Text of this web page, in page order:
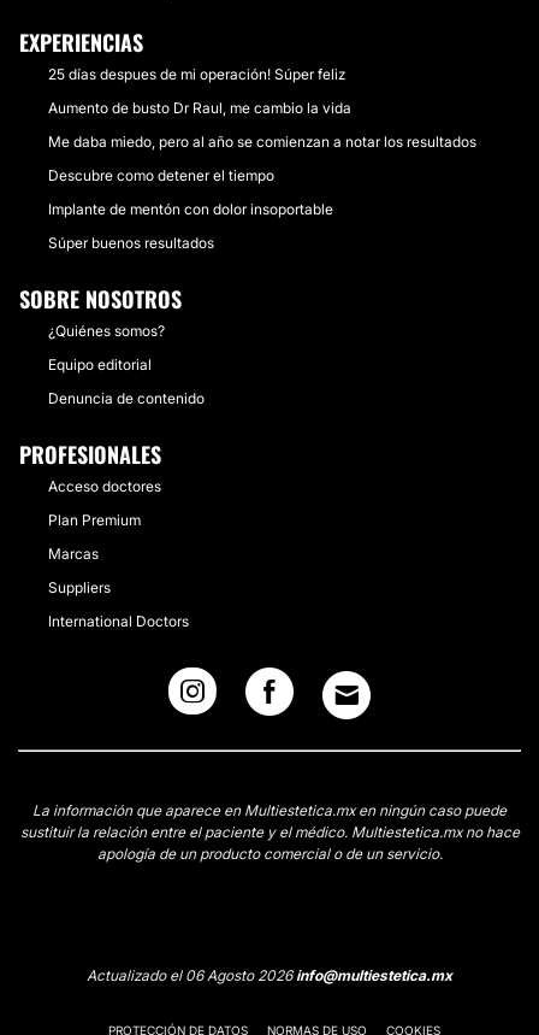
EXPERIENCIAS
25 días despues de mi operación! Súper feliz
Aumento de busto Dr Raul, me cambio la vida
Me daba miedo, pero al año se comienzan a notar los resultados
Descubre como detener el tiempo
Implante de mentón con dolor insoportable
Súper buenos resultados
SOBRE NOSOTROS
¿Quiénes somos?
Equipo editorial
Denuncia de contenido
PROFESIONALES
Acceso doctores
Plan Premium
Marcas
Suppliers
International Doctors
La información que aparece en Multiestetica.mx en ningún caso puede
sustituir la relación entre el paciente y el médico. Multiestetica.mx no hace
apología de un producto comercial o de un servicio.
Actualizado el 06 Agosto 2026info@multiestetica.mx
PROTECCIÓN DE DATOS NORMAS DE USO COOKIES